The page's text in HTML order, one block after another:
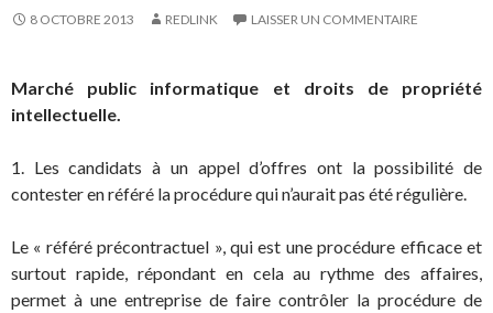
8 OCTOBRE 2013 REDLINK LAISSER UN COMMENTAIRE
Marché public informatique et droits de propriété
intellectuelle.
1. Les candidats à un appel d’offres ont la possibilité de
contester en référé la procédure qui n’aurait pas été régulière.
Le « référé précontractuel », qui est une procédure efficace et
surtout rapide, répondant en cela au rythme des affaires,
permet à une entreprise de faire contrôler la procédure de